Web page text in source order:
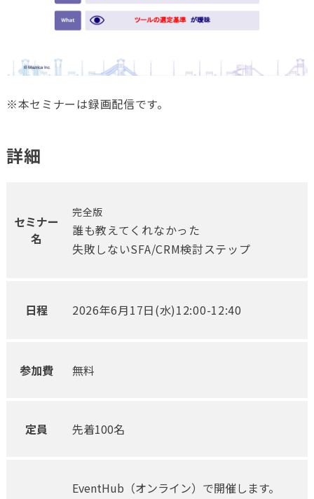
※本セミナーは録画配信です。
詳細
セミナー
名
完全版
誰も教えてくれなかった
失敗しないSFA/CRM検討ステップ
日程 2026年6月17日(水)12:00-12:40
参加費 無料
定員 先着100名
EventHub（オンライン）で開催します。